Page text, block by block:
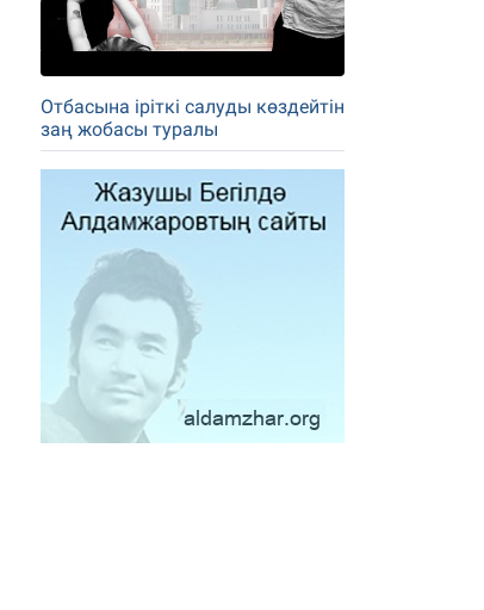
Отбасына іріткі салуды көздейтін
заң жобасы туралы